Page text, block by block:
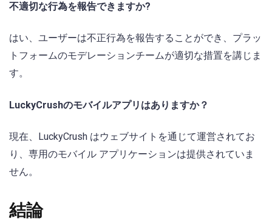
不適切な行為を報告できますか?
はい、ユーザーは不正行為を報告することができ、プラッ
トフォームのモデレーションチームが適切な措置を講じま
す。
LuckyCrushのモバイルアプリはありますか？
現在、LuckyCrush はウェブサイトを通じて運営されてお
り、専用のモバイル アプリケーションは提供されていま
せん。
結論